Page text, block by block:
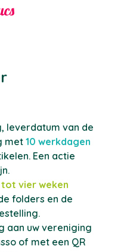
leverdatum van de
met 10 werkdagen
Een actie
vier weken
folders en de
aan uw vereniging
of met een QR